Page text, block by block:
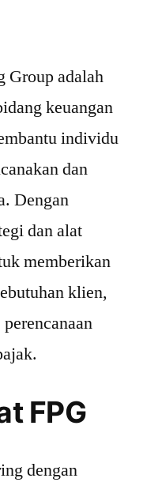
Group adalah
keuangan
individu
dan
Dengan
dan alat
memberikan
klien,
FPG
dengan